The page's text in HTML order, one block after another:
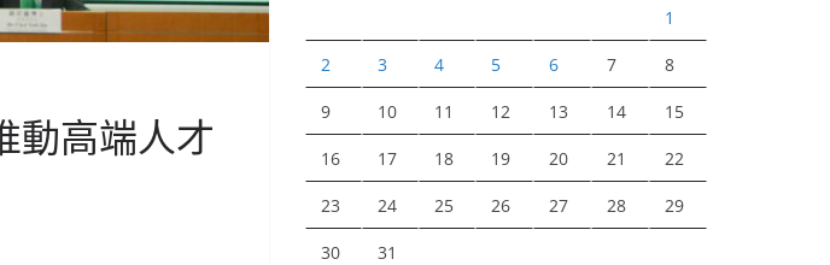
動高端人才
1
2 3 4 5 6 7 8
9 10 11 12 13 14 15
16 17 18 19 20 21 22
23 24 25 26 27 28 29
30 31